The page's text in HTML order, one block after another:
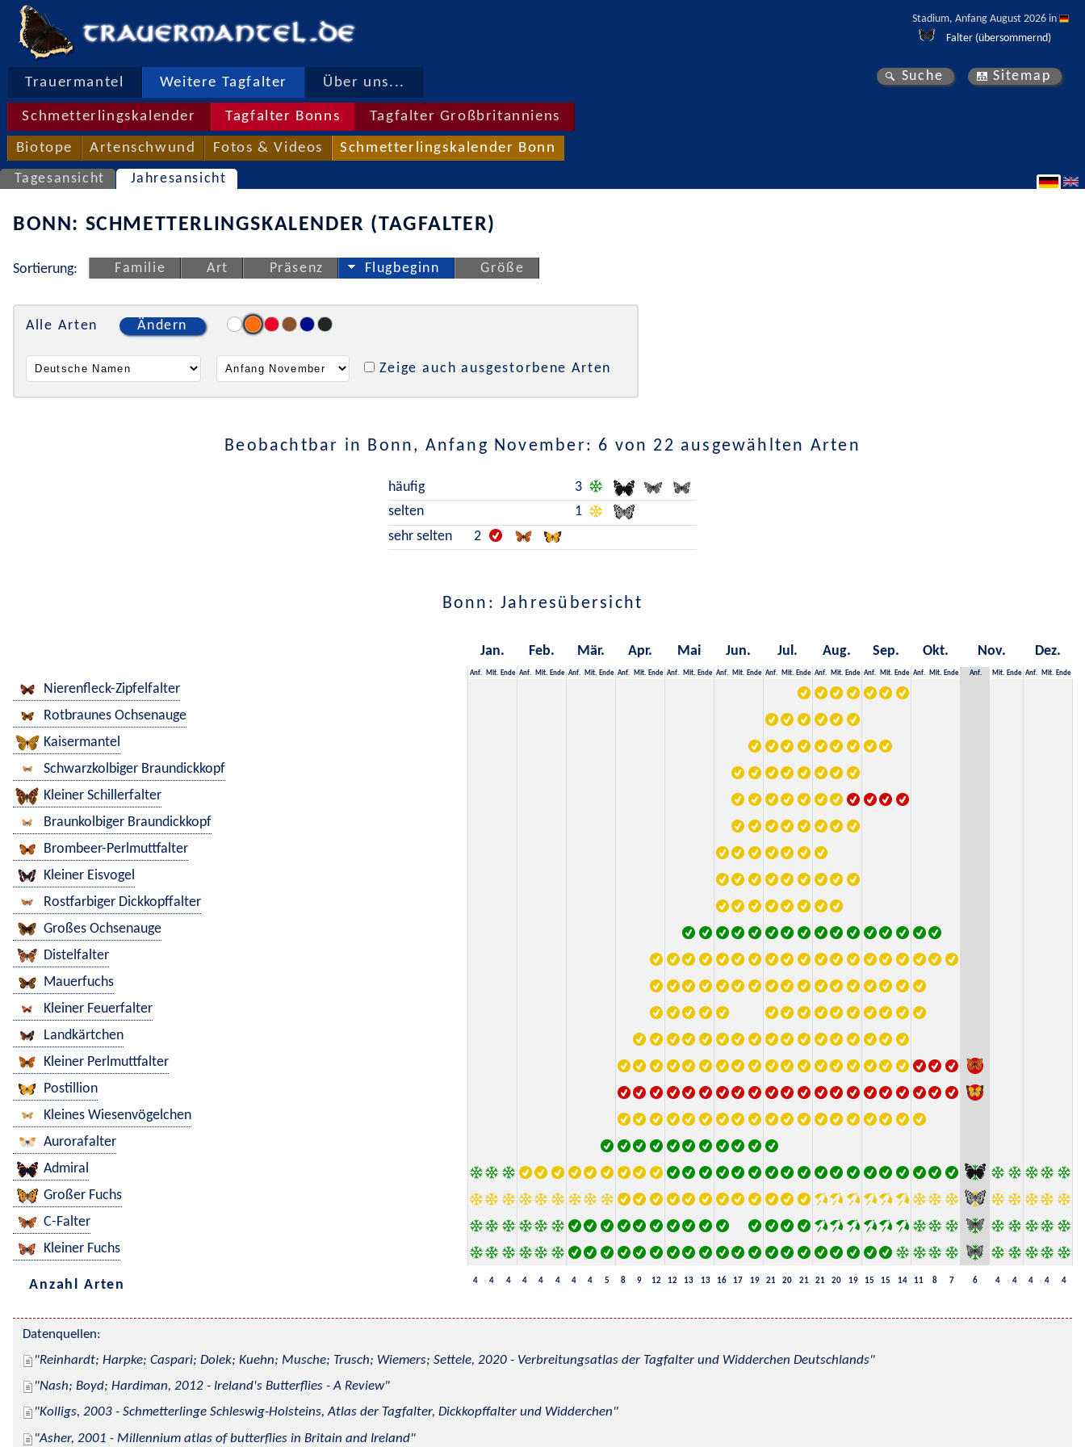
Stadium, Anfang August 2026 in
Falter (übersommernd)
Trauermantel Weitere Tagfalter Über uns...
Schmetterlingskalender Tagfalter Bonns Tagfalter Großbritanniens
Biotope Artenschwund Fotos & Videos Schmetterlingskalender Bonn
Suche Sitemap
Tagesansicht Jahresansicht
BONN: SCHMETTERLINGSKALENDER (TAGFALTER)
Sortierung: Familie Art Präsenz Flugbeginn Größe
Alle Arten Ändern
Zeige auch ausgestorbene Arten
Beobachtbar in Bonn, Anfang November: 6 von 22 ausgewählten Arten
häufig
3
selten
1
sehr selten
2
Bonn: Jahresübersicht
Jan. Feb. Mär. Apr. Mai Jun. Jul. Aug. Sep. Okt. Nov. Dez.
Anf. Mit. Ende Anf. Mit. Ende Anf. Mit. Ende Anf. Mit. Ende Anf. Mit. Ende Anf. Mit. Ende Anf. Mit. Ende Anf. Mit. Ende Anf. Mit. Ende Anf. Mit. Ende Anf. Mit. Ende Anf. Mit. Ende
Nierenfleck-Zipfelfalter
Rotbraunes Ochsenauge
Kaisermantel
Schwarzkolbiger Braundickkopf
Kleiner Schillerfalter
Braunkolbiger Braundickkopf
Brombeer-Perlmuttfalter
Kleiner Eisvogel
Rostfarbiger Dickkopffalter
Großes Ochsenauge
Distelfalter
Mauerfuchs
Kleiner Feuerfalter
Landkärtchen
Kleiner Perlmuttfalter
Postillion
Kleines Wiesenvögelchen
Aurorafalter
Admiral
Großer Fuchs
C-Falter
Kleiner Fuchs
Anzahl Arten 4 4 4 4 4 4 4 4 5 8 9 12 12 13 13 16 17 19 21 20 21 21 20 19 15 15 14 11 8 7 6 4 4 4 4 4
Datenquellen:
Reinhardt; Harpke; Caspari; Dolek; Kuehn; Musche; Trusch; Wiemers; Settele, 2020 - Verbreitungsatlas der Tagfalter und Widderchen Deutschlands
Nash; Boyd; Hardiman, 2012 - Ireland's Butterflies - A Review
Kolligs, 2003 - Schmetterlinge Schleswig-Holsteins, Atlas der Tagfalter, Dickkopffalter und Widderchen
Asher, 2001 - Millennium atlas of butterflies in Britain and Ireland